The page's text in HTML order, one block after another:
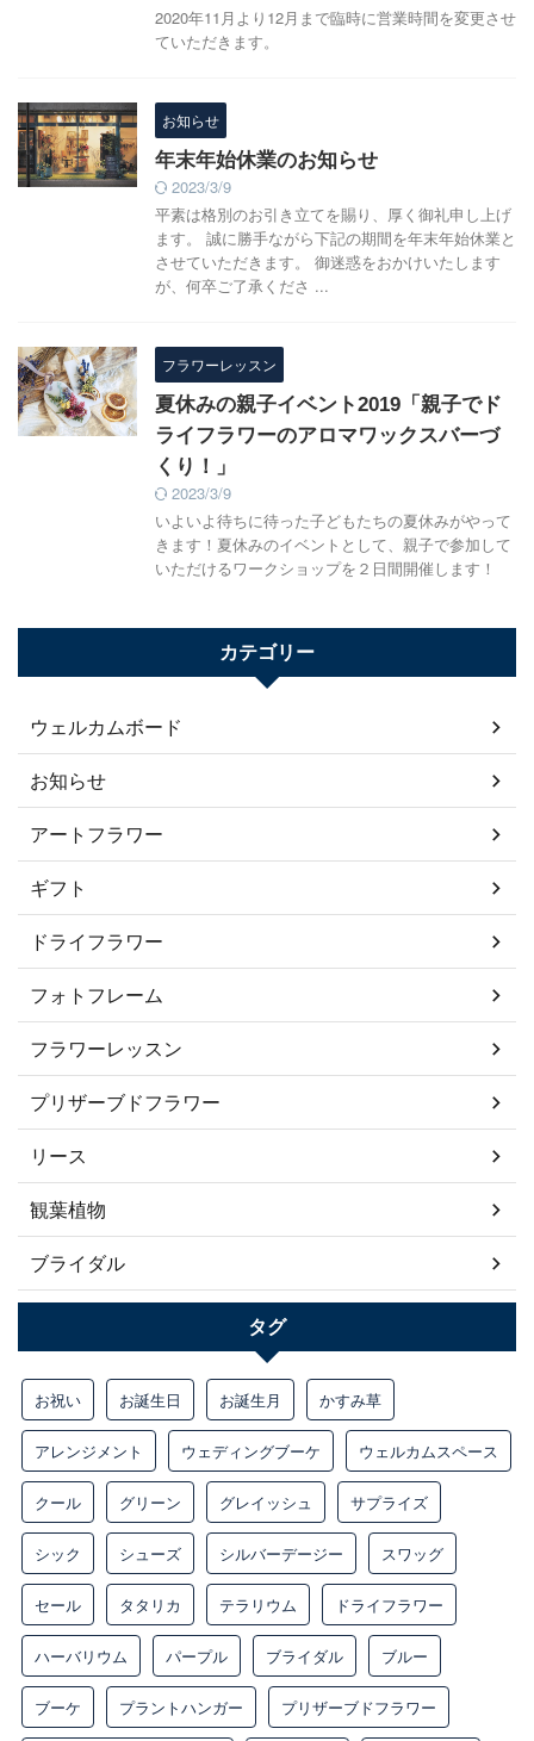
2020年11月より12月まで臨時に営業時間を変更させ
ていただきます。
お知らせ
年末年始休業のお知らせ
2023/3/9
平素は格別のお引き立てを賜り、厚く御礼申し上げ
ます。 誠に勝手ながら下記の期間を年末年始休業と
させていただきます。 御迷惑をおかけいたします
が、何卒ご了承くださ ...
フラワーレッスン
夏休みの親子イベント2019「親子でド
ライフラワーのアロマワックスバーづ
くり！」
2023/3/9
いよいよ待ちに待った子どもたちの夏休みがやって
きます！夏休みのイベントとして、親子で参加して
いただけるワークショップを２日間開催します！
カテゴリー
ウェルカムボード
お知らせ
アートフラワー
ギフト
ドライフラワー
フォトフレーム
フラワーレッスン
プリザーブドフラワー
リース
観葉植物
ブライダル
タグ
お祝い お誕生日 お誕生月 かすみ草
アレンジメント ウェディングブーケ ウェルカムスペース
クール グリーン グレイッシュ サプライズ
シック シューズ シルバーデージー スワッグ
セール タタリカ テラリウム ドライフラワー
ハーバリウム パープル ブライダル ブルー
ブーケ プラントハンガー プリザーブドフラワー